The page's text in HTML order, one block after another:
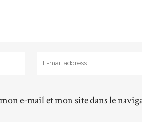
e-mail et mon site dans le